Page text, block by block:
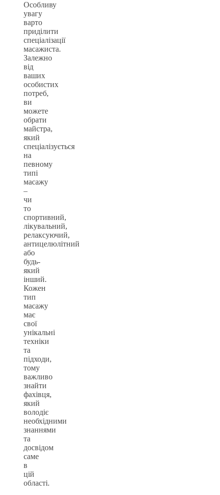
Особливу
увагу
варто
приділити
спеціалізації
масажиста.
Залежно
від
ваших
особистих
потреб,
ви
можете
обрати
майстра,
який
спеціалізується
на
певному
типі
масажу
–
чи
то
спортивний,
лікувальний,
релаксуючий,
антицелюлітний
або
будь-
який
інший.
Кожен
тип
масажу
має
свої
унікальні
техніки
та
підходи,
тому
важливо
знайти
фахівця,
який
володіє
необхідними
знаннями
та
досвідом
саме
в
цій
області.